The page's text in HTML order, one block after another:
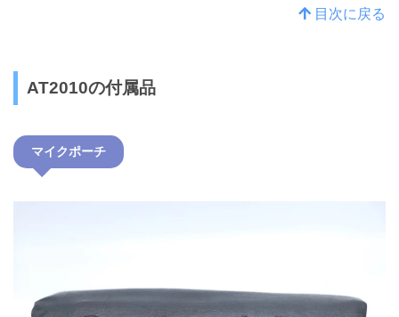
目次に戻る
AT2010の付属品
マイクポーチ